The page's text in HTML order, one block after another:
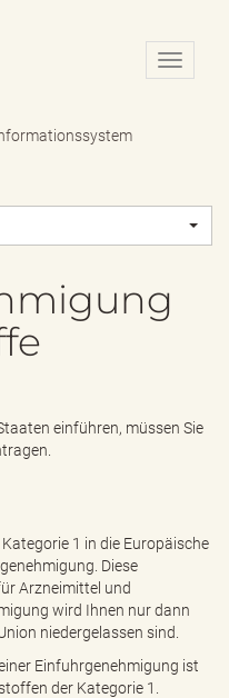
N
a
o
s
d
einführen, müssen Sie
1 in die Europäische
Diese
Arzneimittel und
wird Ihnen nur dann
niedergelassen sind.
Einfuhrgenehmigung ist
der Kategorie 1.